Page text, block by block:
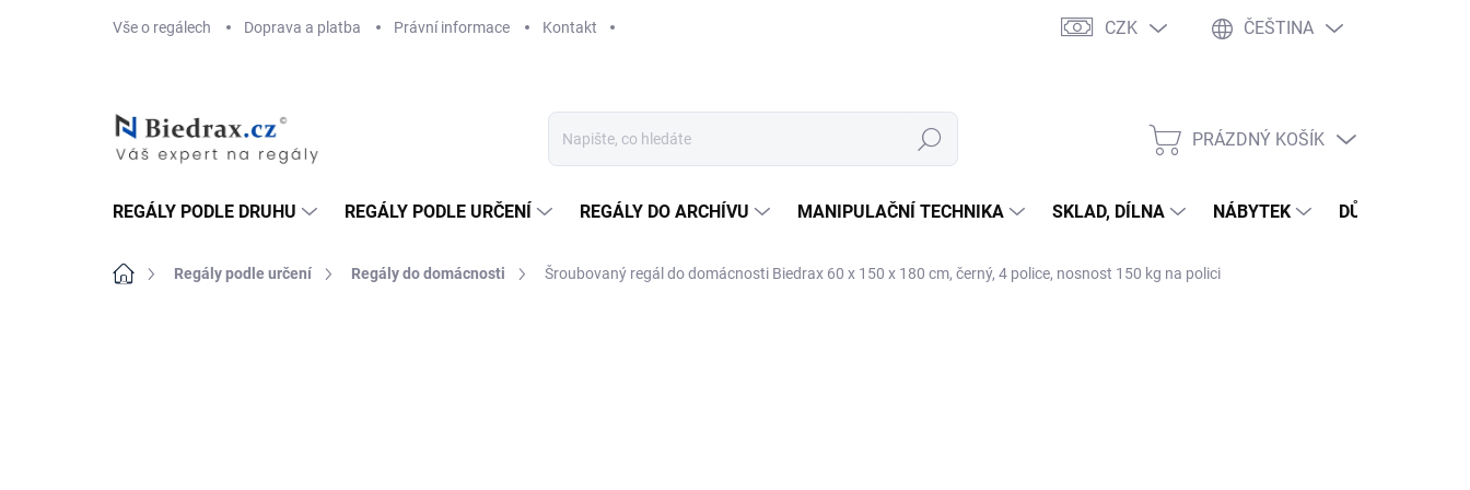
Vše o regálech Doprava a platba Právní informace Kontakt CZK ČEŠTINA
Hledat
NÁKUPNÍ
PRÁZDNÝ KOŠÍK
REGÁLY PODLE DRUHU REGÁLY PODLE URČENÍ REGÁLY DO ARCHÍVU MANIPULAČNÍ TECHNIKA SKLAD, DÍLNA NÁBYTEK DŮM A
Domů Regály podle určení Regály do domácnosti Šroubovaný regál do domácnosti Biedrax 60 x 150 x 180 cm, černý, 4 police, nosnost 150 kg na polici